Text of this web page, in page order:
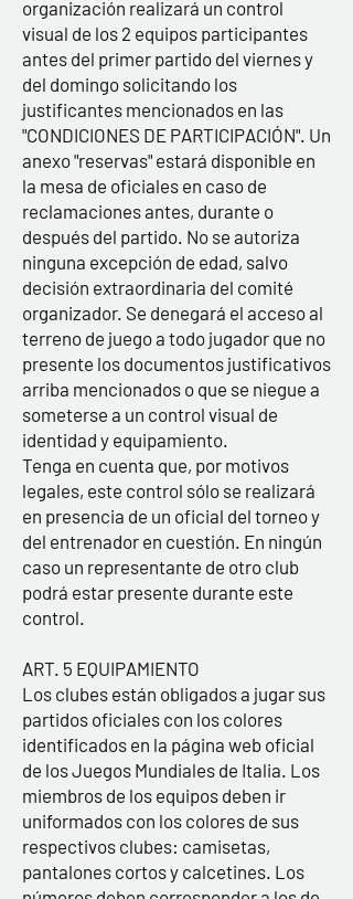
organización realizará un control
visual de los 2 equipos participantes
antes del primer partido del viernes y
del domingo solicitando los
justificantes mencionados en las
"CONDICIONES DE PARTICIPACIÓN". Un
anexo "reservas" estará disponible en
la mesa de oficiales en caso de
reclamaciones antes, durante o
después del partido. No se autoriza
ninguna excepción de edad, salvo
decisión extraordinaria del comité
organizador. Se denegará el acceso al
terreno de juego a todo jugador que no
presente los documentos justificativos
arriba mencionados o que se niegue a
someterse a un control visual de
identidad y equipamiento.
Tenga en cuenta que, por motivos
legales, este control sólo se realizará
en presencia de un oficial del torneo y
del entrenador en cuestión. En ningún
caso un representante de otro club
podrá estar presente durante este
control.
ART. 5 EQUIPAMIENTO
Los clubes están obligados a jugar sus
partidos oficiales con los colores
identificados en la página web oficial
de los Juegos Mundiales de Italia. Los
miembros de los equipos deben ir
uniformados con los colores de sus
respectivos clubes: camisetas,
pantalones cortos y calcetines. Los